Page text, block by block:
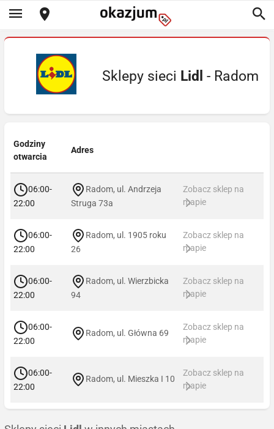
Sklepy sieci Lidl - Radom
Godziny
otwarcia
Adres
06:00-
22:00
Radom, ul. Andrzeja
Struga 73a
Zobacz sklep na
mapie
06:00-
22:00
Radom, ul. 1905 roku
26
Zobacz sklep na
mapie
06:00-
22:00
Radom, ul. Wierzbicka
94
Zobacz sklep na
mapie
06:00-
22:00
Radom, ul. Główna 69
Zobacz sklep na
mapie
06:00-
22:00
Radom, ul. Mieszka I 10
Zobacz sklep na
mapie